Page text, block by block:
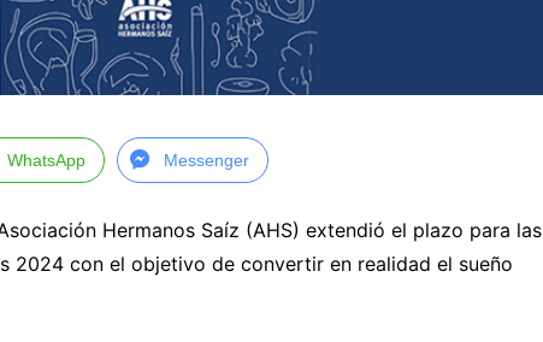
WhatsApp Messenger
Hermanos Saíz (AHS) extendió el plazo para las
2024 con el objetivo de convertir en realidad el sueño